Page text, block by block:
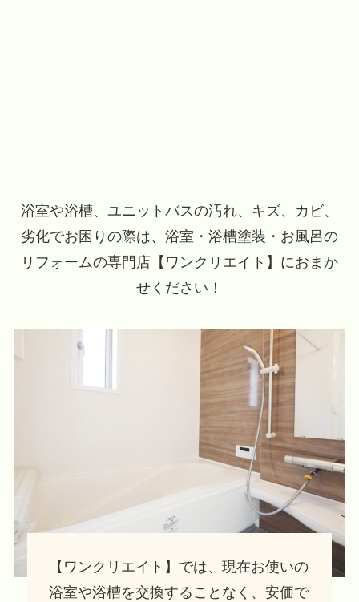
浴室や浴槽、ユニットバスの汚れ、キズ、カビ、
劣化でお困りの際は、 浴室・浴槽塗装・お風呂の
リフォームの専門店【ワンクリエイト】におまか
せください！
【ワンクリエイト】では、現在お使いの
浴室や浴槽を交換することなく、安価で